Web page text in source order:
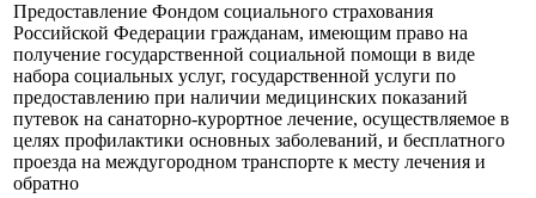
Предоставление Фондом социального страхования
Российской Федерации гражданам, имеющим право на
получение государственной социальной помощи в виде
набора социальных услуг, государственной услуги по
предоставлению при наличии медицинских показаний
путевок на санаторно-курортное лечение, осуществляемое в
целях профилактики основных заболеваний, и бесплатного
проезда на междугородном транспорте к месту лечения и
обратно